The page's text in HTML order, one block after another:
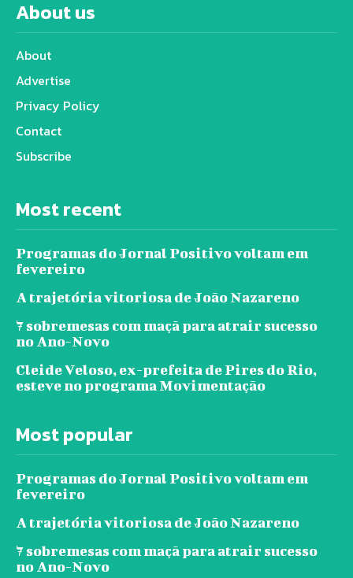
About us
About
Advertise
Privacy Policy
Contact
Subscribe
Most recent
Programas do Jornal Positivo voltam em
fevereiro
A trajetória vitoriosa de João Nazareno
7 sobremesas com maçã para atrair sucesso
no Ano-Novo
Cleide Veloso, ex-prefeita de Pires do Rio,
esteve no programa Movimentação
Most popular
Programas do Jornal Positivo voltam em
fevereiro
A trajetória vitoriosa de João Nazareno
7 sobremesas com maçã para atrair sucesso
no Ano-Novo